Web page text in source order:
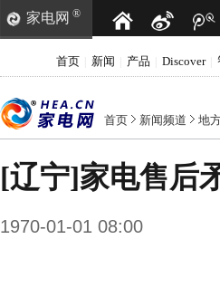
家电网 ®
首页 新闻 产品 Discover
首页 新闻频道 地
[辽宁]家电售后
1970-01-01 08:00